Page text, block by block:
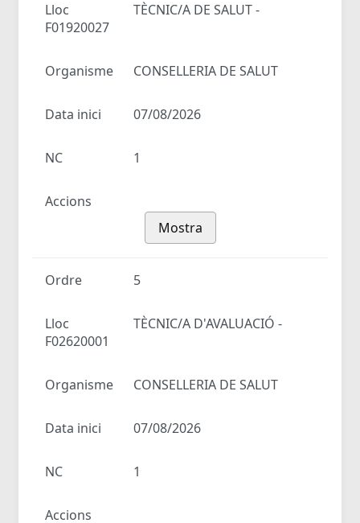
Lloc
TÈCNIC/A DE SALUT -
F01920027
Organisme CONSELLERIA DE SALUT
Data inici 07/08/2026
NC 1
Accions
Mostra
Ordre 5
Lloc
TÈCNIC/A D'AVALUACIÓ -
F02620001
Organisme CONSELLERIA DE SALUT
Data inici 07/08/2026
NC 1
Accions